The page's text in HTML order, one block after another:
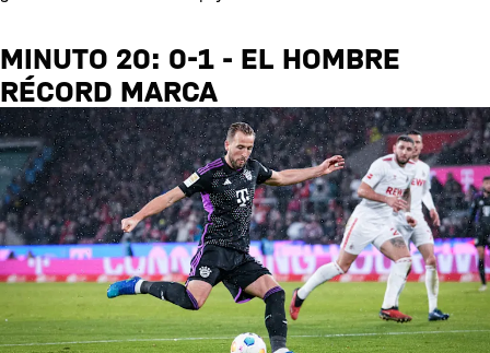
MINUTO 20: 0-1 - EL HOMBRE
RÉCORD MARCA